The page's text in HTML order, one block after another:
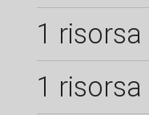
1 risorsa
1 risorsa